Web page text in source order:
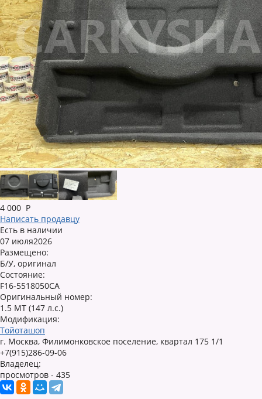
4 000 Р
Написать продавцу
Есть в наличии
07 июля2026
Размещено:
Б/У, оригинал
Состояние:
F16-5518050CA
Оригинальный номер:
1.5 MT (147 л.с.)
Модификация:
Тойоташоп
г. Москва, Филимонковское поселение, квартал 175 1/1
+7(915)286-09-06
Владелец:
просмотров - 435